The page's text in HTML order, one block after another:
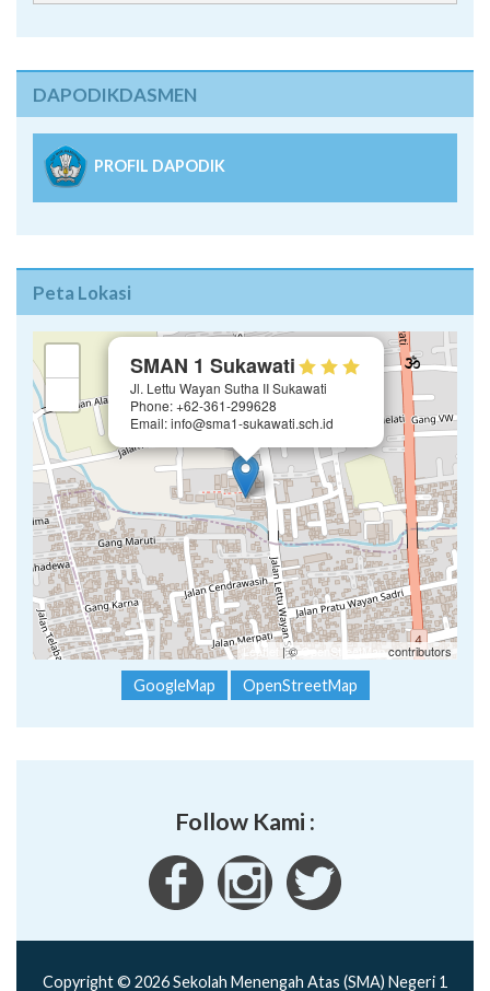
DAPODIKDASMEN
PROFIL DAPODIK
Peta Lokasi
SMAN 1 Sukawati
Jl. Lettu Wayan Sutha II Sukawati
Phone: +62-361-299628
Email: info@sma1-sukawati.sch.id
Leaflet | ©OpenStreetMap contributors
GoogleMap OpenStreetMap
Follow Kami :
Copyright © 2026 Sekolah Menengah Atas (SMA) Negeri 1